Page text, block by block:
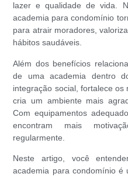
lazer e qualidade de vida.
academia para condomínio
para atrair moradores,
hábitos saudáveis.
Além dos benefícios
de uma academia dentro
integração social, fortalece
cria um ambiente mais
Com equipamentos
encontram mais
regularmente.
Neste artigo, você
academia para condomínio é